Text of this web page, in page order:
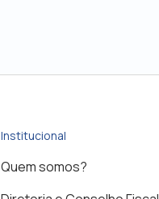
Institucional
Quem somos?